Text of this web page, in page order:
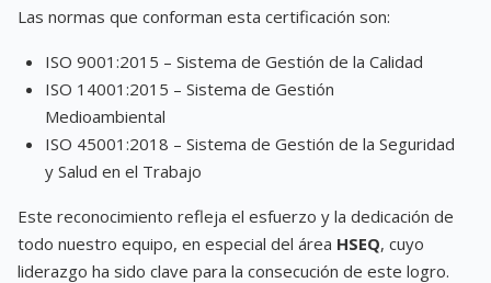
Las normas que conforman esta certificación son:
ISO 9001:2015 – Sistema de Gestión de la Calidad
ISO 14001:2015 – Sistema de Gestión
Medioambiental
ISO 45001:2018 – Sistema de Gestión de la Seguridad
y Salud en el Trabajo
Este reconocimiento refleja el esfuerzo y la dedicación de
todo nuestro equipo, en especial del área HSEQ, cuyo
liderazgo ha sido clave para la consecución de este logro.